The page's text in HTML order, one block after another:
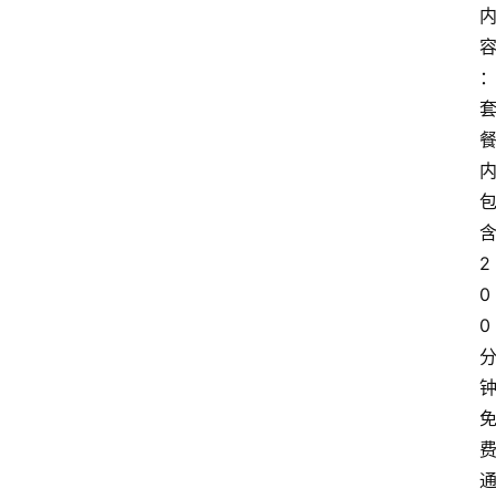
内
容
：
套
餐
内
包
含
2
0
0
分
钟
免
费
通